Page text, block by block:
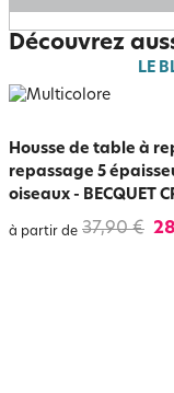
Découvrez
LE
Housse de table à
repassage 5
oiseaux - BECQUET
à partir de 37,90 €